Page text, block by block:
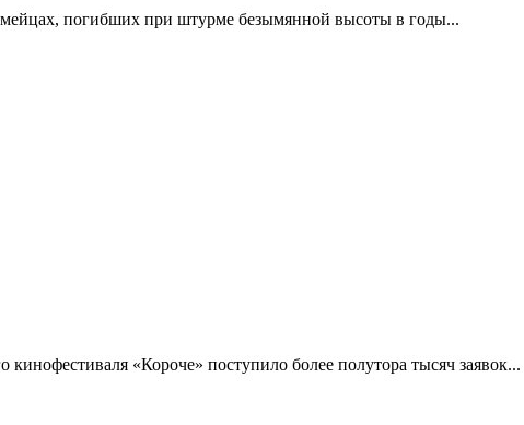
погибших при штурме безымянной высоты в годы...
«Короче» поступило более полутора тысяч заявок...